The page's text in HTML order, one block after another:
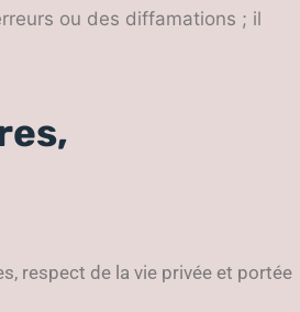
ou des diffamations ; il
respect de la vie privée et portée